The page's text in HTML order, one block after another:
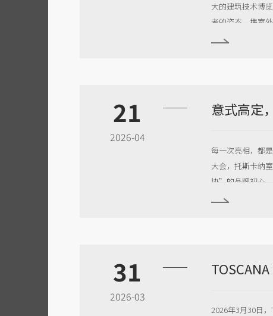
大的建筑技术博
者的姿态，携室
21
2026-04
每一次亮相，都
大会，托斯卡纳
协”的品牌初心。
31
2026-03
2026年3月30日